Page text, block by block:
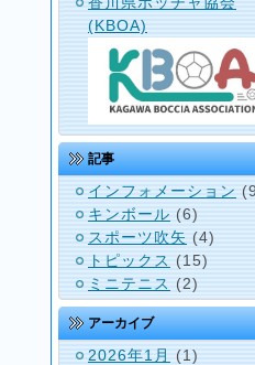
(KBOA)
記事
インフォメーション
キンボール (6)
スポーツ吹矢 (4)
トピックス (15)
ミニテニス (2)
アーカイブ
2026年1月
(1)